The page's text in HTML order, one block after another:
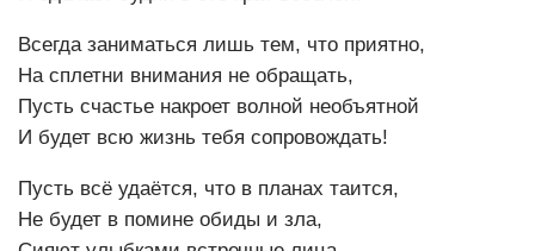
Всегда заниматься лишь тем, что приятно,
На сплетни внимания не обращать,
Пусть счастье накроет волной необъятной
И будет всю жизнь тебя сопровождать!
Пусть всё удаётся, что в планах таится,
Не будет в помине обиды и зла,